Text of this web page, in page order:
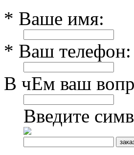
* Ваше имя:
* Ваш телефон:
В чЕм ваш
Введите